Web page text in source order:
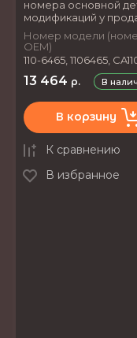
номера основной
модификаций у
Номер модели
OEM)
110-6465, 1106465,
В
13 464 р.
В корзину
К сравнению
В избранное